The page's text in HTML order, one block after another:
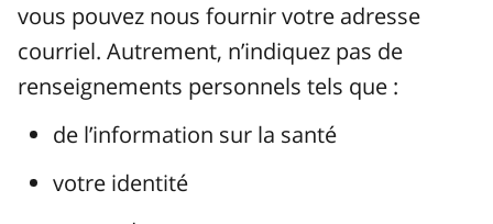
vous pouvez nous fournir votre adresse
courriel. Autrement, n’indiquez pas de
renseignements personnels tels que :
de l’information sur la santé
votre identité